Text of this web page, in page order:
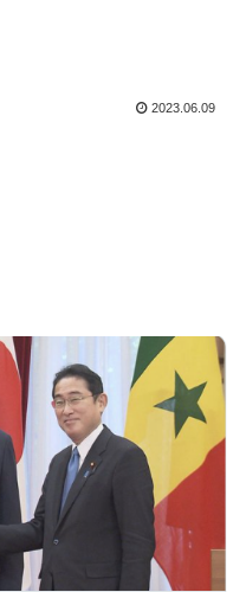
2023.06.09